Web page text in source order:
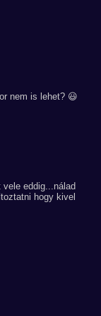
nem is lehet? 😃
eddig...nálad
hogy kivel